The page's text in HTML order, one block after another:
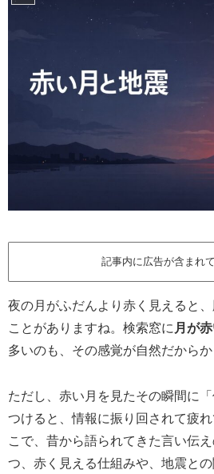
記事内に広告が含まれて
夜の月がふだんより赤く見えると
ことがありますね。検索窓に 月が
多いのも、その感覚が自然だからか
ただし、赤い月を見たその瞬間に
つけると、情報に振り回されて疲
こで、昔から語られてきた言い伝
つ、赤く見える仕組みや、地震と